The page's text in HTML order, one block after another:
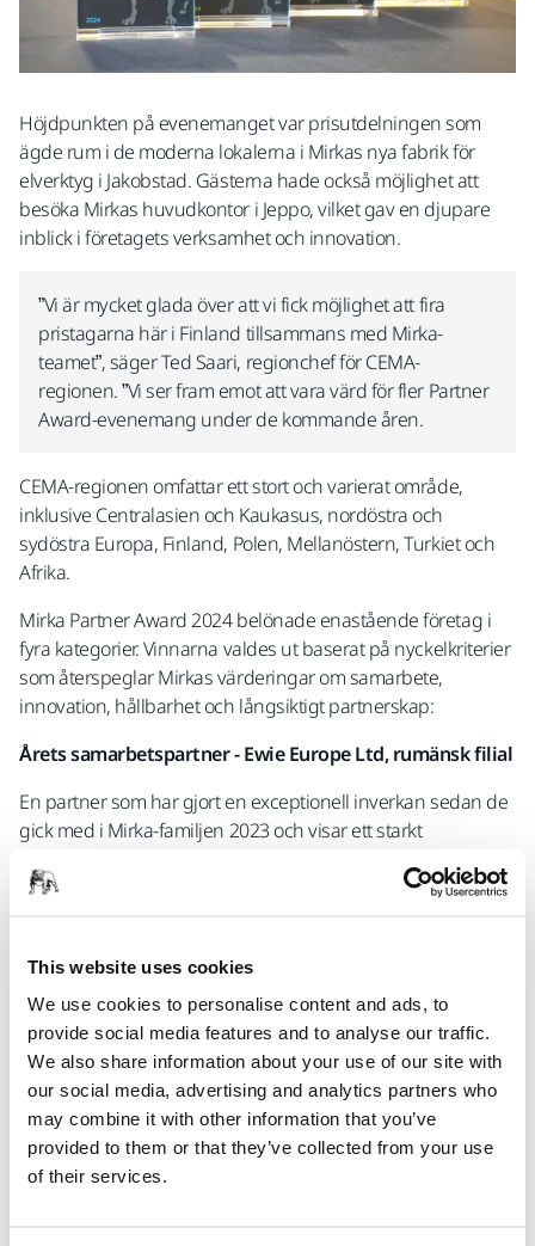
This website uses cookies
We use cookies to personalise content and ads, to
provide social media features and to analyse our traffic.
We also share information about your use of our site with
our social media, advertising and analytics partners who
may combine it with other information that you’ve
provided to them or that they’ve collected from your use
of their services.
Höjdpunkten på evenemanget var prisutdelningen som
ägde rum i de moderna lokalerna i Mirkas nya fabrik för
elverktyg i Jakobstad. Gästerna hade också möjlighet att
besöka Mirkas huvudkontor i Jeppo, vilket gav en djupare
inblick i företagets verksamhet och innovation.
”Vi är mycket glada över att vi fick möjlighet att fira
pristagarna här i Finland tillsammans med Mirka-
teamet”, säger Ted Saari, regionchef för CEMA-
regionen. ”Vi ser fram emot att vara värd för fler Partner
Award-evenemang under de kommande åren.
CEMA-regionen omfattar ett stort och varierat område,
inklusive Centralasien och Kaukasus, nordöstra och
sydöstra Europa, Finland, Polen, Mellanöstern, Turkiet och
Afrika.
Mirka Partner Award 2024 belönade enastående företag i
fyra kategorier. Vinnarna valdes ut baserat på nyckelkriterier
som återspeglar Mirkas värderingar om samarbete,
innovation, hållbarhet och långsiktigt partnerskap:
Årets samarbetspartner - Ewie Europe Ltd, rumänsk filial
En partner som har gjort en exceptionell inverkan sedan de
gick med i Mirka-familjen 2023 och visar ett starkt
En partner som har visat enastående kreativitet och
automation.
Hållbar partner - Bulldog Abrasives, Sydafrika
En partner som på ett effektivt sätt har utvecklat och
implementerat hållbara affärsmetoder och lösningar.
Årets partner - Ugarit Auto Paints Trading, Förenade